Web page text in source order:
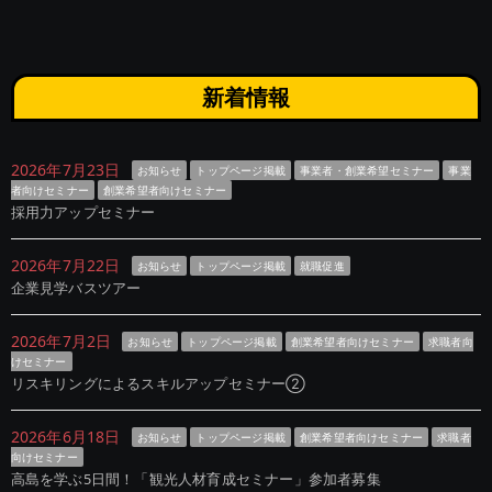
新着情報
2026年7月23日 お知らせ トップページ掲載 事業者・創業希望セミナー
事業
者向けセミナー
創業希望者向けセミナー
採用力アップセミナー
2026年7月22日 お知らせ トップページ掲載 就職促進
企業見学バスツアー
2026年7月2日 お知らせ トップページ掲載 創業希望者向けセミナー
求職者向
けセミナー
リスキリングによるスキルアップセミナー②
2026年6月18日 お知らせ トップページ掲載 創業希望者向けセミナー
求職者
向けセミナー
高島を学ぶ5日間！「観光人材育成セミナー」参加者募集